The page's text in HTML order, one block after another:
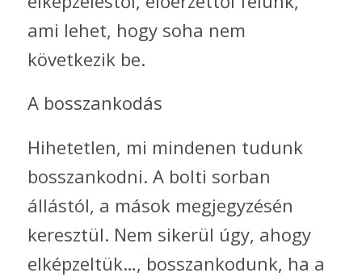
ami lehet, hogy soha nem
következik be.
A bosszankodás
Hihetetlen, mi mindenen tudunk
bosszankodni. A bolti sorban
állástól, a mások megjegyzésén
keresztül. Nem sikerül úgy, ahogy
elképzeltük…, bosszankodunk, ha a